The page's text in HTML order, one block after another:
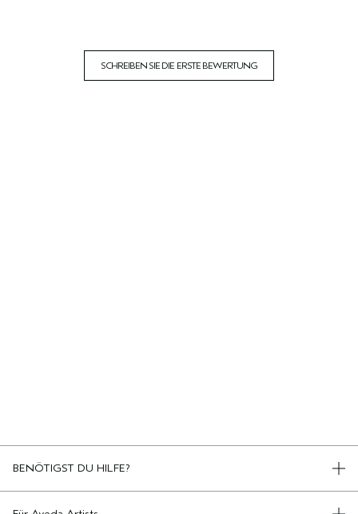
SCHREIBEN SIE DIE ERSTE BEWERTUNG
BENÖTIGST DU HILFE?